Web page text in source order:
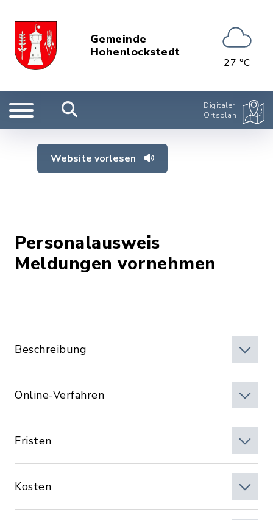
Gemeinde
Hohenlockstedt
27 °C
Digitaler
Ortsplan
Website vorlesen
Personalausweis
Meldungen vornehmen
Beschreibung
Online-Verfahren
Fristen
Kosten